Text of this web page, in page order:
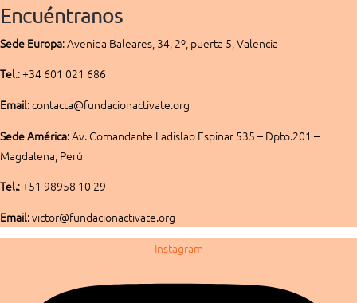
Encuéntranos
Sede Europa:Avenida Baleares, 34, 2º, puerta 5, Valencia
Tel.: +34 601 021 686
Email: contacta@fundacionactivate.org
Sede América:Av. Comandante Ladislao Espinar 535 – Dpto.201 –
Magdalena, Perú
Tel.: +51 98958 10 29
Email: victor@fundacionactivate.org
Instagram